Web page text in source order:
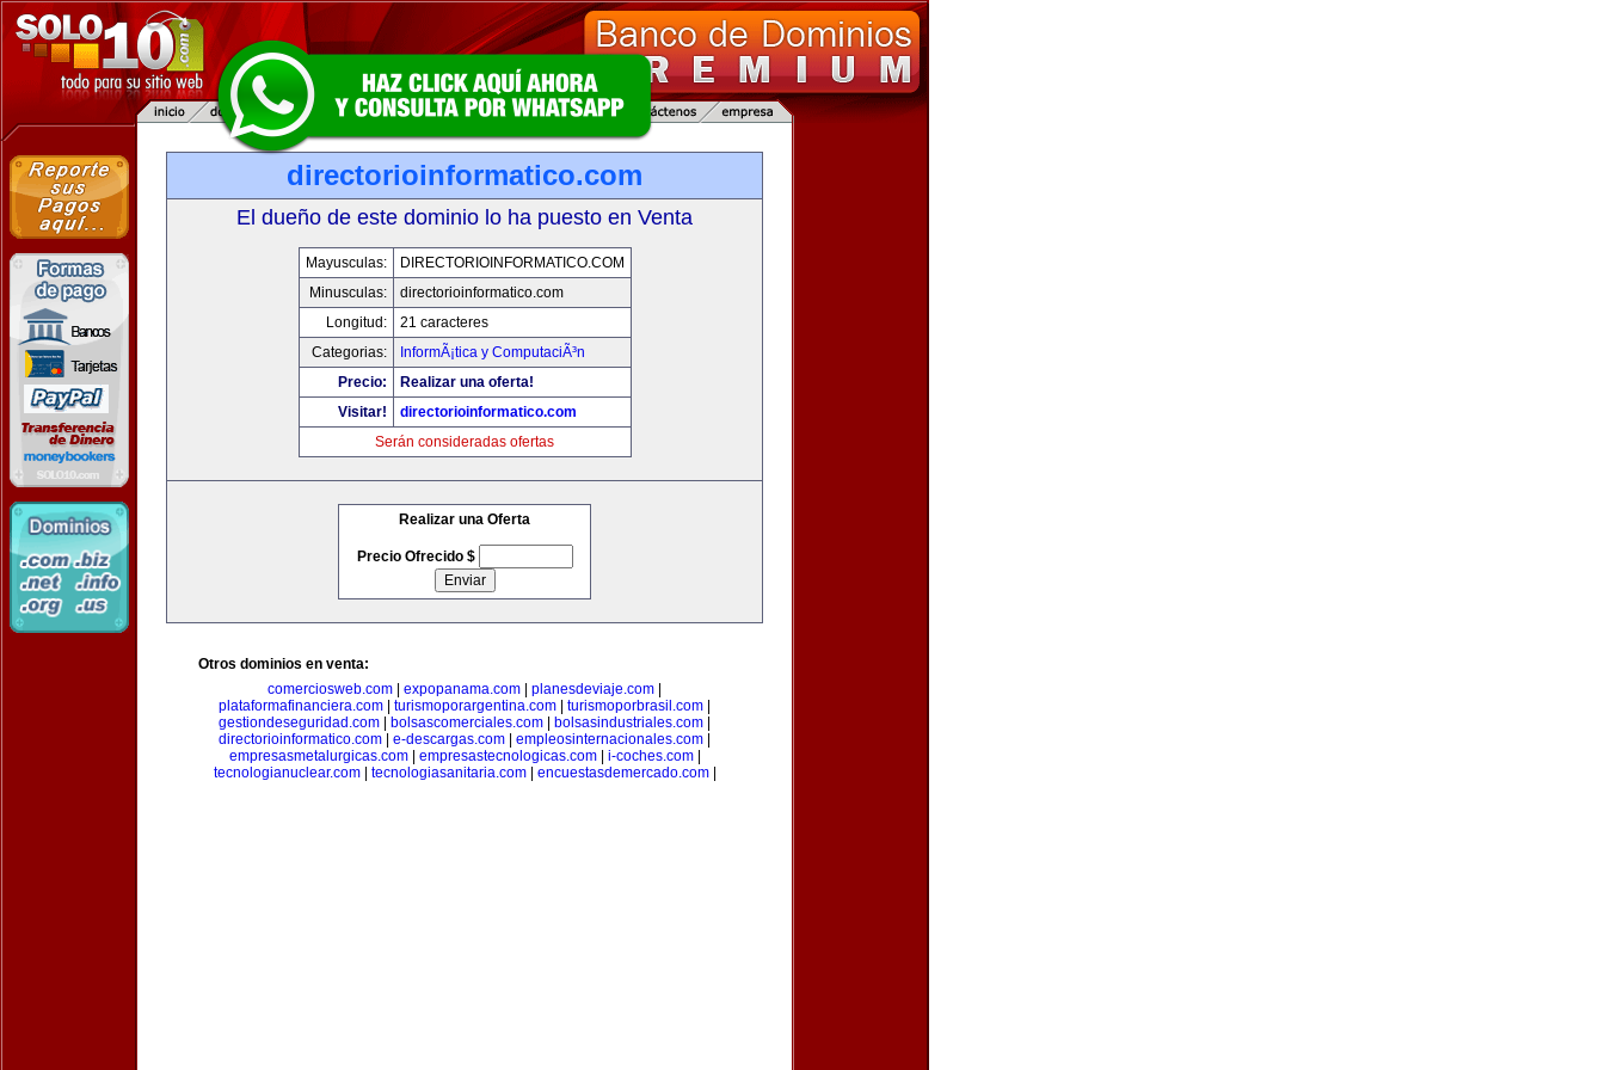
directorioinformatico.com
El dueño de este dominio lo ha puesto en Venta
Mayusculas:
DIRECTORIOINFORMATICO.COM
Minusculas:
directorioinformatico.com
Longitud:
21 caracteres
Categorias:
InformÃ¡tica y ComputaciÃ³n
Precio:
Realizar una oferta!
Visitar!
directorioinformatico.com
Serán consideradas ofertas
Realizar una Oferta
Precio Ofrecido $
Otros dominios en venta:
comerciosweb.com
expopanama.com planesdeviaje.com
plataformafinanciera.com
turismoporargentina.com turismoporbrasil.com
gestiondeseguridad.com
bolsascomerciales.com bolsasindustriales.com
directorioinformatico.com
e-descargas.com empleosinternacionales.com
empresasmetalurgicas.com| empresastecnologicas.com| i-coches.com|
tecnologianuclear.com| tecnologiasanitaria.com| encuestasdemercado.com|